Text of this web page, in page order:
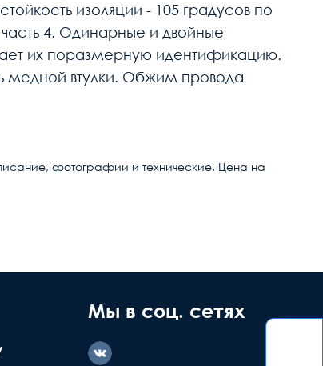
изоляции - 105 градусов по
4. Одинарные и двойные
их поразмерную идентификацию.
медной втулки. Обжим провода
фотографии и технические. Цена на
Мы в соц. сетях